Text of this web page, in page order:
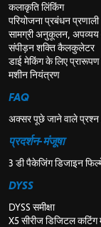
कलाकृति लिंकिंग
परियोजना प्रबंधन प्रणाली
सामग्री अनुकूलन,
संपीड़न शक्ति कैलकुलेटर
डाई मेकिंग के लिए
मशीन नियंत्रण
FAQ
अक्सर पूछे जाने वाले
प्रदर्शन-मंजूषा
3 डी पैकेजिंग डिजाइन
DYSS
DYSS समीक्षा
X5 सीरीज डिजिटल कटिंग